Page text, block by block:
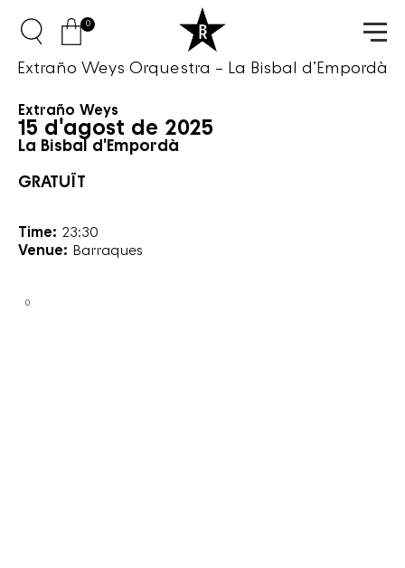
Extraño Weys Orquestra – La Bisbal d’Empordà
0
Extraño Weys
15 d'agost de 2025
La Bisbal d'Empordà
GRATUÏT
Time: 23:30
Venue: Barraques
0